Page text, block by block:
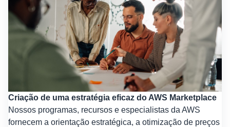
Criação de uma estratégia eficaz do AWS Marketplace
Nossos programas, recursos e especialistas da AWS
fornecem a orientação estratégica, a otimização de preços